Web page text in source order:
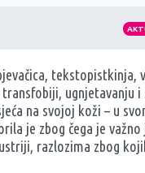
tekstopistkinja,
ugnjetavanju
na svojoj koži – u
je zbog čega je
razlozima zbog